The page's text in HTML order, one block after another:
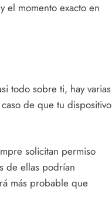
el momento exacto en
todo sobre ti, hay varias
de que tu dispositivo
solicitan permiso
de ellas podrían
más probable que